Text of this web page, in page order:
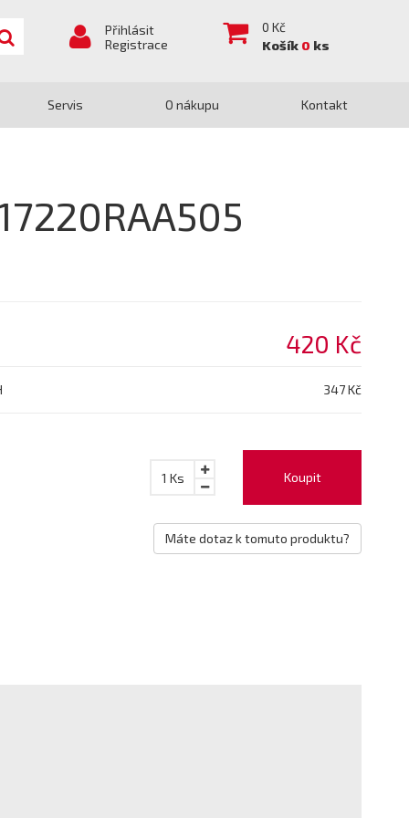
Přihlásit
Registrace
0 Kč
Košík 0 ks
Servis O nákupu Kontakt
420 Kč
347 Kč
Koupit
1 Ks
Máte dotaz k tomuto produktu?